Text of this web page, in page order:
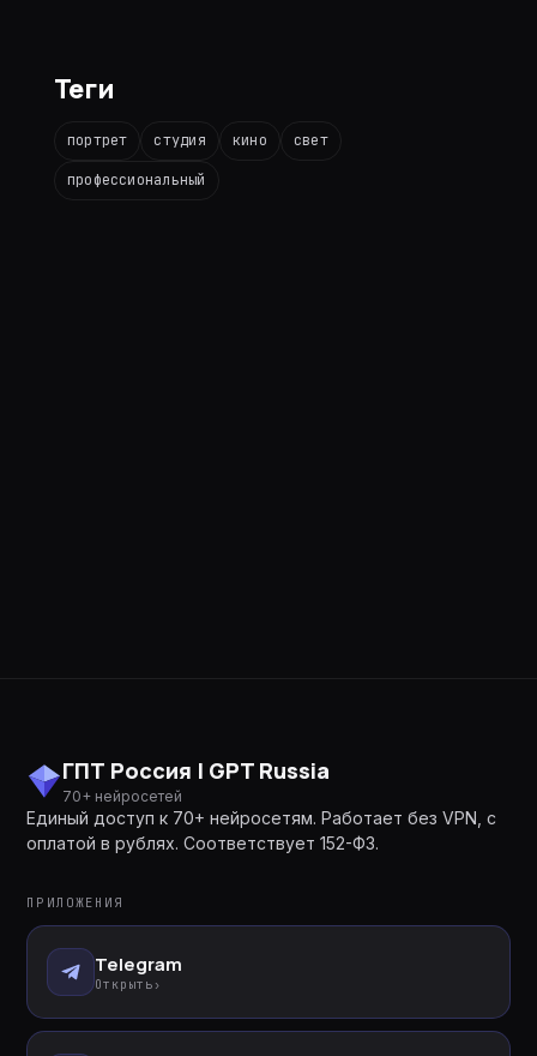
Теги
портрет студия кино свет
профессиональный
ГПТ Россия | GPT Russia
70+ нейросетей
Единый доступ к 70+ нейросетям. Работает без VPN, с
оплатой в рублях. Соответствует 152-ФЗ.
ПРИЛОЖЕНИЯ
Telegram
Открыть ›